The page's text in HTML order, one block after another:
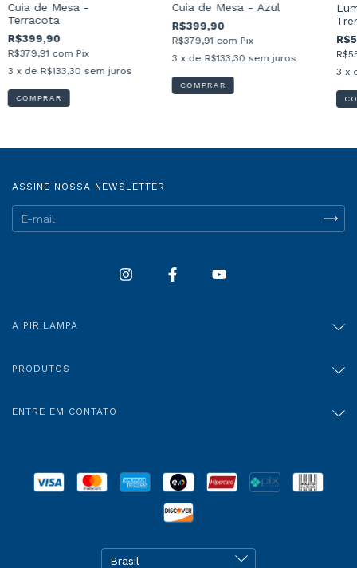
Cuia de Mesa -
Terracota
R$399,90
R$379,91 com Pix
3 x de R$133,30 sem juros
COMPRAR
Cuia de Mesa - Azul
R$399,90
R$379,91 com Pix
3 x de R$133,30 sem juros
COMPRAR
3 x
ASSINE NOSSA NEWSLETTER
A PIRILAMPA
PRODUTOS
ENTRE EM CONTATO